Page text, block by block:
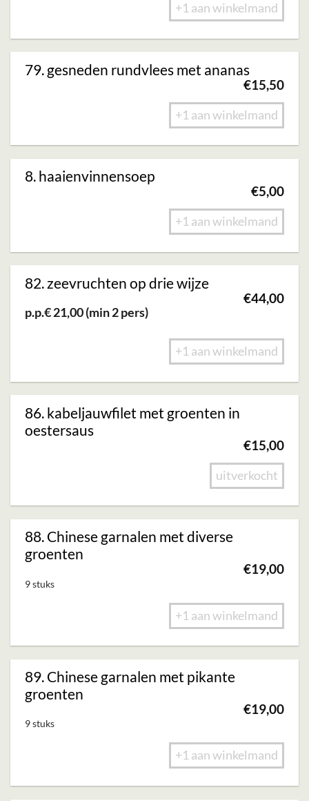
+1 aan winkelmand
79. gesneden rundvlees met ananas
€15,50
+1 aan winkelmand
8. haaienvinnensoep
€5,00
+1 aan winkelmand
82. zeevruchten op drie wijze
€44,00
p.p.€ 21,00 (min 2 pers)
+1 aan winkelmand
86. kabeljauwfilet met groenten in
oestersaus
€15,00
uitverkocht
88. Chinese garnalen met diverse
groenten
€19,00
9 stuks
+1 aan winkelmand
89. Chinese garnalen met pikante
groenten
€19,00
9 stuks
+1 aan winkelmand